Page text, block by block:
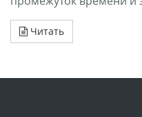
Читать